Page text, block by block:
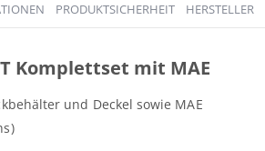
PRODUKTSICHERHEIT HERSTELLER
Komplettset mit MAE
und Deckel sowie MAE